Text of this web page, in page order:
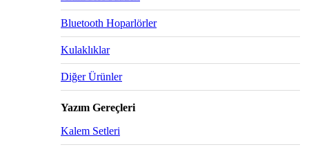
Bluetooth Hoparlörler
Kulaklıklar
Diğer Ürünler
Yazım Gereçleri
Kalem Setleri